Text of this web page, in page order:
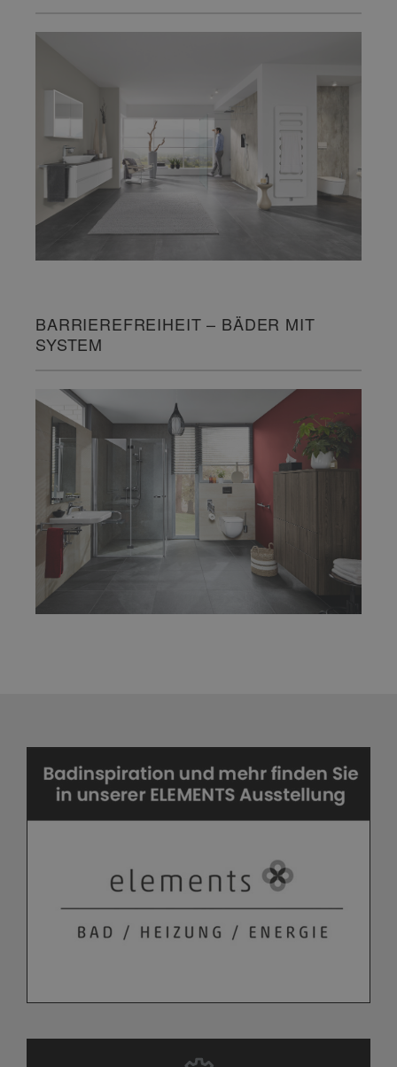
BARRIEREFREIHEIT – BÄDER MIT
SYSTEM